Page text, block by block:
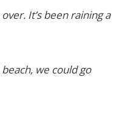
It’s been raining a
we could go